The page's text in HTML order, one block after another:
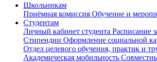
Школьникам
Приёмная комиссия Обучение и
Студентам
Личный кабинет студента Расписание
Стипендии Оформление социальной
Отдел целевого обучения, практик и
Академическая мобильность